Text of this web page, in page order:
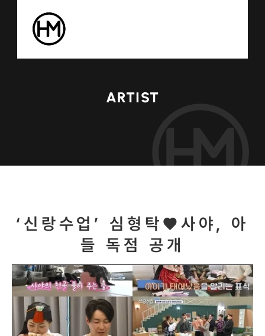
ARTIST
‘신랑수업’ 심형탁♥사야, 아
들 독점 공개